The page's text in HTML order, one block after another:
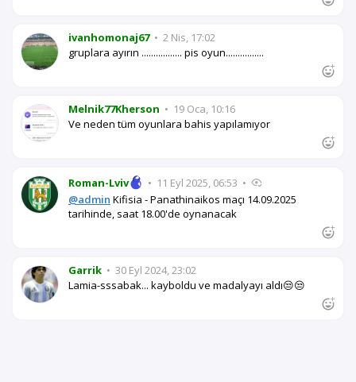
ivanhomonaj67 • 2 Nis, 17:02
gruplara ayırın ................. pis oyun................
Melnik77Kherson • 19 Oca, 10:16
Ve neden tüm oyunlara bahis yapılamıyor
Roman-Lviv • 11 Eyl 2025, 06:53 •
@admin Kifisia - Panathinaikos maçı 14.09.2025
tarihinde, saat 18.00'de oynanacak
Garrik • 30 Eyl 2024, 23:02
Lamia-sssabak... kayboldu ve madalyayı aldı😒😒